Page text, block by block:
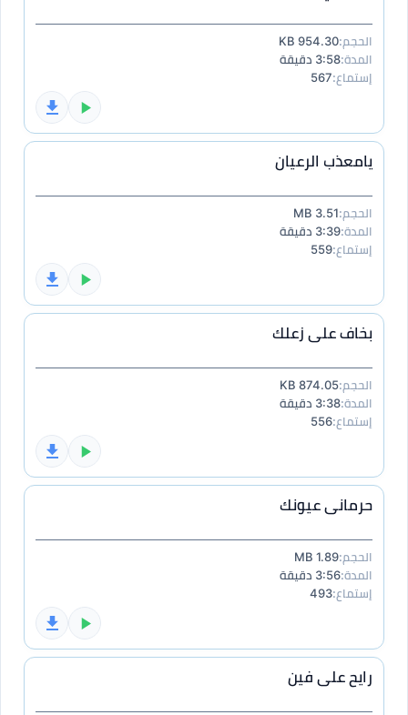
الحجم:954.30 KB
المدة:3:58 دقيقة
إستماع:567
يامعذب الرعيان
الحجم:3.51 MB
المدة:3:39 دقيقة
إستماع:559
بخاف على زعلك
الحجم:874.05 KB
المدة:3:38 دقيقة
إستماع:556
حرمانى عيونك
الحجم:1.89 MB
المدة:3:56 دقيقة
إستماع:493
رايح على فين